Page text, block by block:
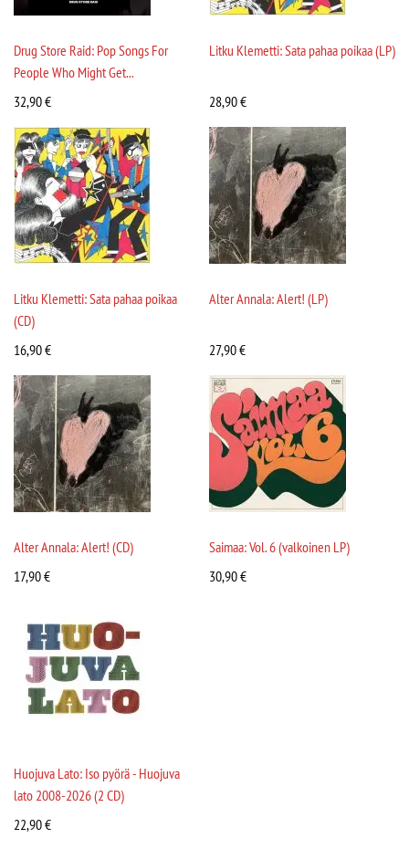
Drug Store Raid: Pop Songs For
People Who Might Get...
32,90€
Litku Klemetti: Sata pahaa poikaa (LP)
28,90€
Litku Klemetti: Sata pahaa poikaa
(CD)
16,90€
Alter Annala: Alert! (LP)
27,90€
Alter Annala: Alert! (CD)
17,90€
Saimaa: Vol. 6 (valkoinen LP)
30,90€
Huojuva Lato: Iso pyörä - Huojuva
lato 2008-2026 (2 CD)
22,90€